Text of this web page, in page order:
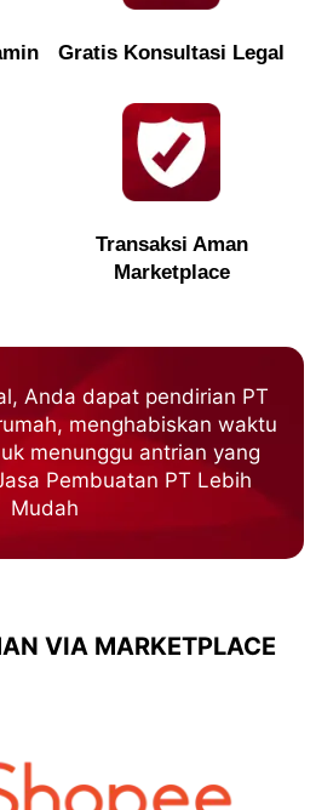
Gratis Konsultasi Legal
Transaksi Aman
Marketplace
Anda dapat pendirian PT
menghabiskan waktu
menunggu antrian yang
Pembuatan PT Lebih
Mudah
VIA MARKETPLACE